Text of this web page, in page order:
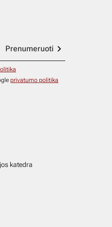
Prenumeruoti
privatumo politika
katedra